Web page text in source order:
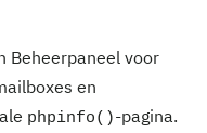
Beheerpaneel voor
en
phpinfo()-pagina.